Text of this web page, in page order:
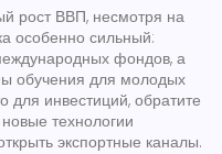
рост ВВП, несмотря на
особенно сильный:
фондов, а
обучения для молодых
инвестиций, обратите
технологии
экспортные каналы.